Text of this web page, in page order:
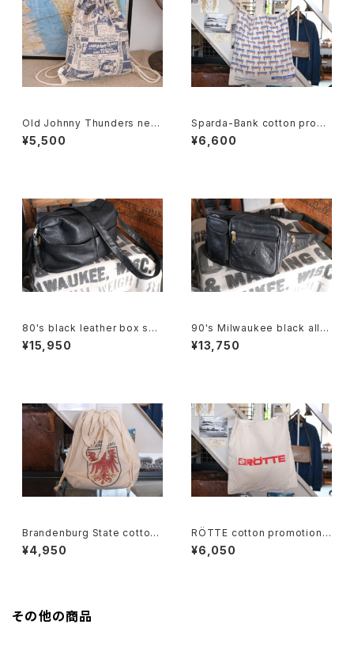
Old Johnny Thunders new
spaper printed canvas Kna
psack
¥5,500
Sparda-Bank cotton prom
otional shoulder Bag
¥6,600
80's black leather box sho
ulder Bag w/ tassel accent
¥15,950
90's Milwaukee black all-l
eather fanny Pack
¥13,750
Brandenburg State cotton
souvenir drawstring Bag
¥4,950
RÖTTE cotton promotional
shoulder Bag
¥6,050
その他の商品